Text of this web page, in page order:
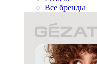
Все бренды